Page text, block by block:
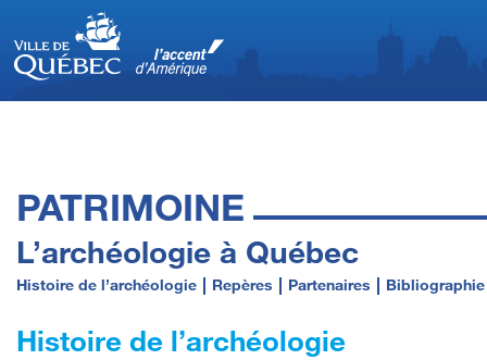
PATRIMOINE
L’archéologie à Québec
Histoire de l’archéologie Repères Partenaires Bibliographie
Histoire de l’archéologie